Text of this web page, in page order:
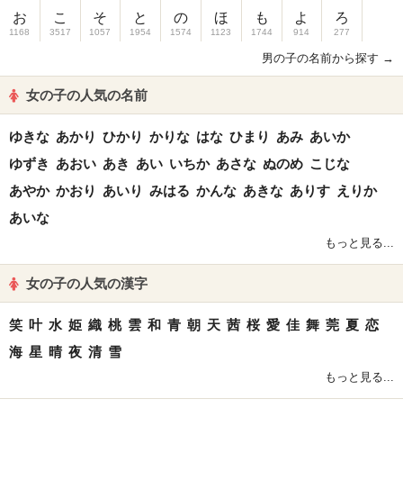
お
1168
こ
3517
そ
1057
と
1954
の
1574
ほ
1123
も
1744
よ
914
ろ
277
男の子の名前から探す →
女の子の人気の名前
ゆきな あかり ひかり かりな はな ひまり あみ あいか
ゆずき あおい あき あい いちか あさな ぬのめ こじな
あやか かおり あいり みはる かんな あきな ありす えりか
あいな
もっと見る...
女の子の人気の漢字
笑 叶 水 姫 織 桃 雲 和 青 朝 天 茜 桜 愛 佳 舞 莞 夏 恋
海 星 晴 夜 清 雪
もっと見る...